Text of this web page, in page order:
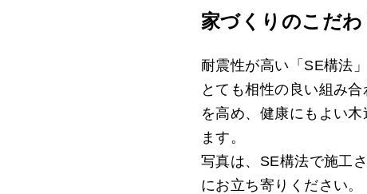
家づくりのこだわ
耐震性が高い「SE構法
とても相性の良い組み
を高め、健康にもよい
ます。
写真は、SE構法で施工
にお立ち寄りください。